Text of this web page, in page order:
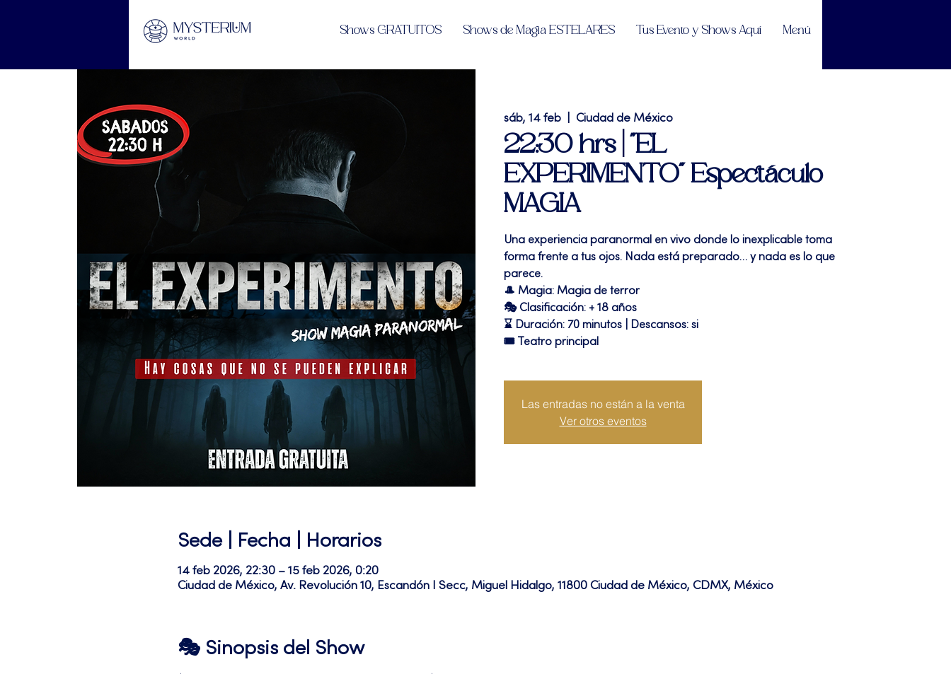
Shows GRATUITOS Shows de Magia ESTELARES Tus Evento y Shows Aquí Menú
sáb, 14 feb Ciudad de México
22:30 hrs | "EL
EXPERIMENTO" Espectáculo
MAGIA
Una experiencia paranormal en vivo donde lo inexplicable toma
forma frente a tus ojos. Nada está preparado… y nada es lo que
parece.
🎩 Magia: Magia de terror
🎭 Clasificación: + 18 años
⌛ Duración: 70 minutos | Descansos: si
🎟 Teatro principal
Las entradas no están a la venta
Ver otros eventos
Sede | Fecha | Horarios
14 feb 2026, 22:30 – 15 feb 2026, 0:20
Ciudad de México, Av. Revolución 10, Escandón I Secc, Miguel Hidalgo, 11800 Ciudad de México, CDMX, México
🎭 Sinopsis del Show